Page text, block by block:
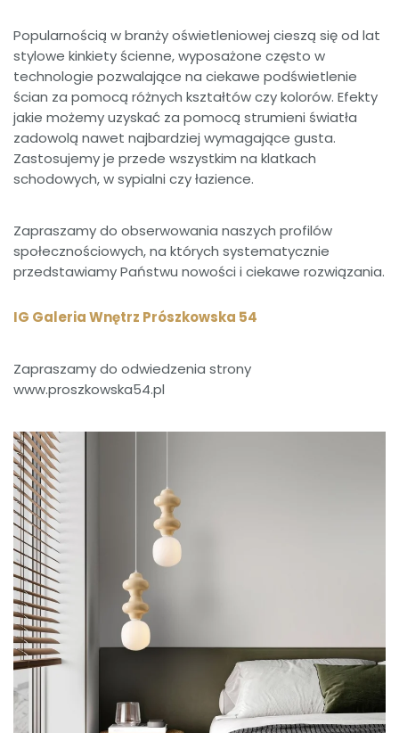
Popularnością w branży oświetleniowej cieszą się od lat
stylowe kinkiety ścienne, wyposażone często w
technologie pozwalające na ciekawe podświetlenie
ścian za pomocą różnych kształtów czy kolorów. Efekty
jakie możemy uzyskać za pomocą strumieni światła
zadowolą nawet najbardziej wymagające gusta.
Zastosujemy je przede wszystkim na klatkach
schodowych, w sypialni czy łazience.
Zapraszamy do obserwowania naszych profilów
społecznościowych, na których systematycznie
przedstawiamy Państwu nowości i ciekawe rozwiązania.
IG Galeria Wnętrz Prószkowska 54
Zapraszamy do odwiedzenia strony
www.proszkowska54.pl